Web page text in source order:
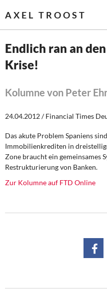
AXEL TROOST
Startseite
Themen
Leitlinien linker
Wirtschaftspolitik
Steuer- und Finanzpolitik
Öffentliche Infrastruktur
Endlich ran an
Krise!
Kolumne von Peter
24.04.2012 / Financial Times
Das akute Problem Spaniens
Immobilienkrediten in
Zone braucht ein gemeinsames
Restrukturierung von Banken.
Zur Kolumne auf FTD Online